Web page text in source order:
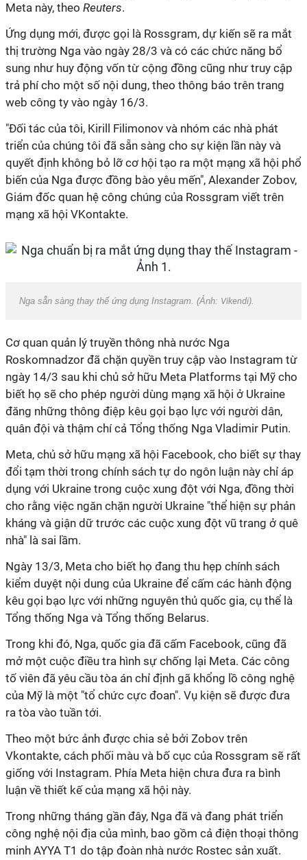
Meta này, theo Reuters.
Ứng dụng mới, được gọi là Rossgram, dự kiến sẽ ra mắt
thị trường Nga vào ngày 28/3 và có các chức năng bổ
sung như huy động vốn từ cộng đồng cũng như truy cập
trả phí cho một số nội dung, theo thông báo trên trang
web công ty vào ngày 16/3.
"Đối tác của tôi, Kirill Filimonov và nhóm các nhà phát
triển của chúng tôi đã sẵn sàng cho sự kiện lần này và
quyết định không bỏ lỡ cơ hội tạo ra một mạng xã hội phổ
biến của Nga được đồng bào yêu mến", Alexander Zobov,
Giám đốc quan hệ công chúng của Rossgram viết trên
mạng xã hội VKontakte.
Nga sẵn sàng thay thế ứng dụng Instagram. (Ảnh: Vikendi).
Cơ quan quản lý truyền thông nhà nước Nga
Roskomnadzor đã chặn quyền truy cập vào Instagram từ
ngày 14/3 sau khi chủ sở hữu Meta Platforms tại Mỹ cho
biết họ sẽ cho phép người dùng mạng xã hội ở Ukraine
đăng những thông điệp kêu gọi bạo lực với người dân,
quân đội và thậm chí cả Tổng thống Nga Vladimir Putin.
Meta, chủ sở hữu mạng xã hội Facebook, cho biết sự thay
đổi tạm thời trong chính sách tự do ngôn luận này chỉ áp
dụng với Ukraine trong cuộc xung đột với Nga, đồng thời
cho rằng việc ngăn chặn người Ukraine "thể hiện sự phản
kháng và giận dữ trước các cuộc xung đột vũ trang ở quê
nhà" là sai lầm.
Ngày 13/3, Meta cho biết họ đang thu hẹp chính sách
kiểm duyệt nội dung của Ukraine để cấm các hành động
kêu gọi bạo lực với những nguyên thủ quốc gia, cụ thể là
Tổng thống Nga và Tổng thống Belarus.
Trong khi đó, Nga, quốc gia đã cấm Facebook, cũng đã
mở một cuộc điều tra hình sự chống lại Meta. Các công
tố viên đã yêu cầu tòa án chỉ định gã khổng lồ công nghệ
của Mỹ là một "tổ chức cực đoan". Vụ kiện sẽ được đưa
ra tòa vào tuần tới.
Theo một bức ảnh được chia sẻ bởi Zobov trên
Vkontakte, cách phối màu và bố cục của Rossgram sẽ rất
giống với Instagram. Phía Meta hiện chưa đưa ra bình
luận về thiết kế của mạng xã hội này.
Trong những tháng gần đây, Nga đã và đang phát triển
công nghệ nội địa của mình, bao gồm cả điện thoại thông
minh AYYA T1 do tập đoàn nhà nước Rostec sản xuất.